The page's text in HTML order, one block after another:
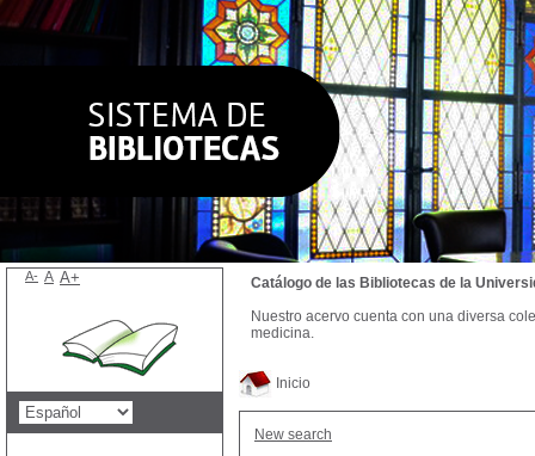
Inicio
New search
Catálogo de las Bibliotecas de la
Nuestro acervo cuenta con una diversa
medicina.
A- A A+